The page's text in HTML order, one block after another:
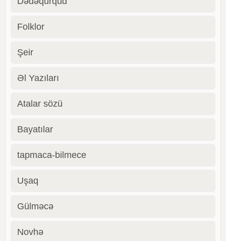
Folklor
Şeir
Əl Yazıları
Atalar sözü
Bayatılar
tapmaca-bilmece
Uşaq
Gülməcə
Novhə